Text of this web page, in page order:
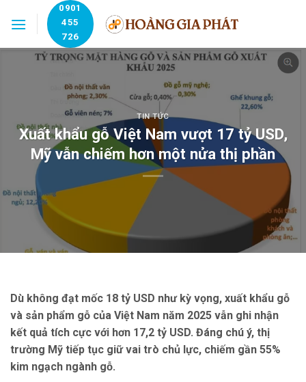
0901
455
726
TIN TỨC
Xuất khẩu gỗ Việt Nam vượt 17 tỷ USD,
Mỹ vẫn chiếm hơn một nửa thị phần
Dù không đạt mốc 18 tỷ USD như kỳ vọng, xuất khẩu gỗ
và sản phẩm gỗ của Việt Nam năm 2025 vẫn ghi nhận
kết quả tích cực với hơn 17,2 tỷ USD. Đáng chú ý, thị
trường Mỹ tiếp tục giữ vai trò chủ lực, chiếm gần 55%
kim ngạch ngành gỗ.